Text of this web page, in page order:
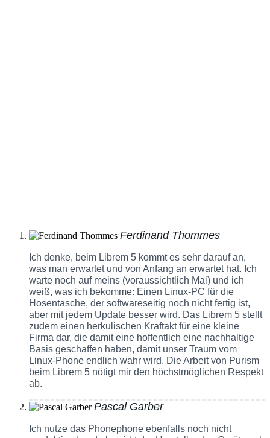
Ferdinand Thommes
Ich denke, beim Librem 5 kommt es sehr darauf an,
was man erwartet und von Anfang an erwartet hat. Ich
warte noch auf meins (voraussichtlich Mai) und ich
weiß, was ich bekomme: Einen Linux-PC für die
Hosentasche, der softwareseitig noch nicht fertig ist,
aber mit jedem Update besser wird. Das Librem 5 stellt
zudem einen herkulischen Kraftakt für eine kleine
Firma dar, die damit eine hoffentlich eine nachhaltige
Basis geschaffen haben, damit unser Traum vom
Linux-Phone endlich wahr wird. Die Arbeit von Purism
beim Librem 5 nötigt mir den höchstmöglichen Respekt
ab.
Pascal Garber
Ich nutze das Phonephone ebenfalls noch nicht